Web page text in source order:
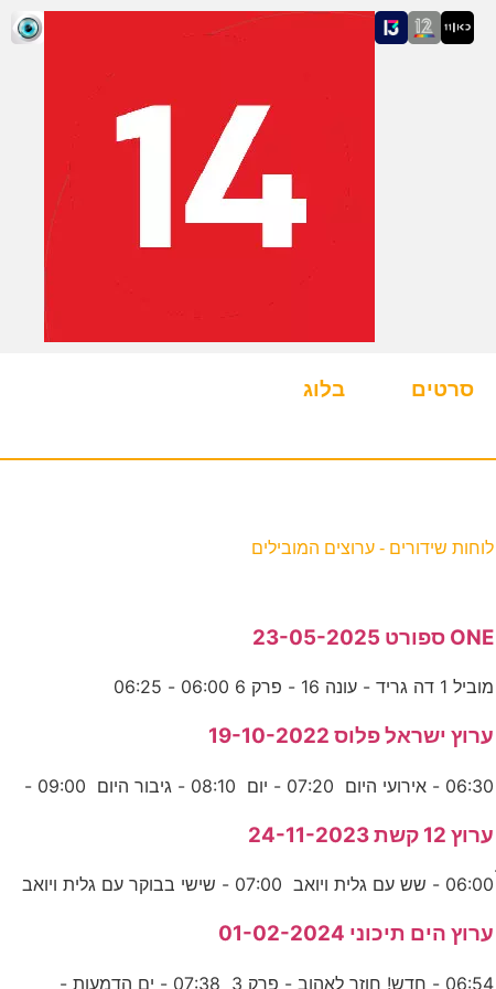
סרטים בלוג
לוחות שידורים - ערוצים המובילים
ONE ספורט 23-05-2025
מוביל 1 דה גריד - עונה 16 - פרק 6 06:00 - 06:25
ערוץ ישראל פלוס 19-10-2022
06:30 - אירועי היום 07:20 - יום 08:10 - גיבור היום 09:00 -
ערוץ 12 קשת 24-11-2023
06:00 - שש עם גלית ויואב 07:00 - שישי בבוקר עם גלית ויואב
ערוץ הים תיכוני 01-02-2024
06:54 - חדש! חוזר לאהוב - פרק 3 07:38 - ים הדמעות -